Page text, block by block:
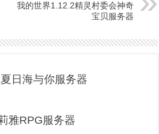
我的世界1.12.2精灵村委会神奇
宝贝服务器
日海与你服务器
雅RPG服务器